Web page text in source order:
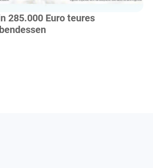
285.000 Euro teures